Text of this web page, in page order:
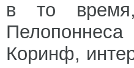
в то
Коринф,